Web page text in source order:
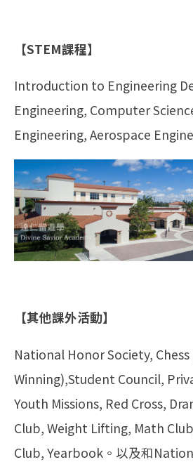
【STEM課程】
Introduction to Engineering
Engineering, Computer
Engineering, Aerospace
【其他課外活動】
National Honor Society,
Winning),Student Council,
Youth Missions, Red Cross,
Club, Weight Lifting, Math
Club, Yearbook。以及和